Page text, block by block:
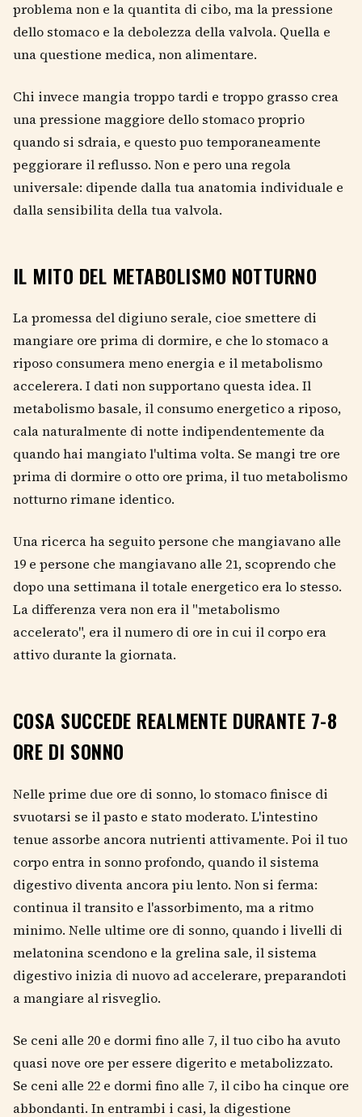
problema non e la quantita di cibo, ma la pressione
dello stomaco e la debolezza della valvola. Quella e
una questione medica, non alimentare.
Chi invece mangia troppo tardi e troppo grasso crea
una pressione maggiore dello stomaco proprio
quando si sdraia, e questo puo temporaneamente
peggiorare il reflusso. Non e pero una regola
universale: dipende dalla tua anatomia individuale e
dalla sensibilita della tua valvola.
IL MITO DEL METABOLISMO NOTTURNO
La promessa del digiuno serale, cioe smettere di
mangiare ore prima di dormire, e che lo stomaco a
riposo consumera meno energia e il metabolismo
accelerera. I dati non supportano questa idea. Il
metabolismo basale, il consumo energetico a riposo,
cala naturalmente di notte indipendentemente da
quando hai mangiato l'ultima volta. Se mangi tre ore
prima di dormire o otto ore prima, il tuo metabolismo
notturno rimane identico.
Una ricerca ha seguito persone che mangiavano alle
19 e persone che mangiavano alle 21, scoprendo che
dopo una settimana il totale energetico era lo stesso.
La differenza vera non era il "metabolismo
accelerato", era il numero di ore in cui il corpo era
attivo durante la giornata.
COSA SUCCEDE REALMENTE DURANTE 7-8
ORE DI SONNO
Nelle prime due ore di sonno, lo stomaco finisce di
svuotarsi se il pasto e stato moderato. L'intestino
tenue assorbe ancora nutrienti attivamente. Poi il tuo
corpo entra in sonno profondo, quando il sistema
digestivo diventa ancora piu lento. Non si ferma:
continua il transito e l'assorbimento, ma a ritmo
minimo. Nelle ultime ore di sonno, quando i livelli di
melatonina scendono e la grelina sale, il sistema
digestivo inizia di nuovo ad accelerare, preparandoti
a mangiare al risveglio.
Se ceni alle 20 e dormi fino alle 7, il tuo cibo ha avuto
quasi nove ore per essere digerito e metabolizzato.
Se ceni alle 22 e dormi fino alle 7, il cibo ha cinque ore
abbondanti. In entrambi i casi, la digestione